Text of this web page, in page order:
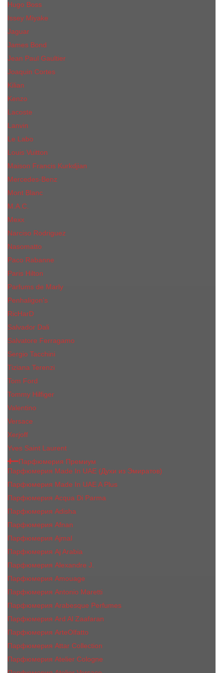
Hugo Boss
Issey Miyake
Jaguar
James Bond
Jean Paul Gaultier
Joaquin Сortes
Kilian
Kenzo
Lacoste
Lanvin
Le Labo
Louis Vuitton
Maison Francis Kurkdjian
Mercedes-Benz
Mont Blanc
M.А.C.
Mexx
Narciso Rodriguez
Nasomatto
Paco Rabanne
Paris Hilton
Parfums de Marly
Penhaligon​'s
RicHarD
Salvador Dali
Salvatore Ferragamo
Sergio Tacchini
Tiziana Terenzi
Tom Ford
Tommy Hilfiger
Valentino
Versace
Xerjoff
Yves Saint Laurent
Парфюмерия Премиум
Парфюмерия Made In UAE (Духи из Эмиратов)
Парфюмерия Made In UAE A Plus
Парфюмерия Acqua Di Parma
Парфюмерия Adisha
Парфюмерия Afnan
Парфюмерия Ajmal
Парфюмерия Aj Arabia
Парфюмерия Alexandre J.
Парфюмерия Amouage
Парфюмерия Antonio Maretti
Парфюмерия Arabesque Perfumes
Парфюмерия Ard Al Zaafaran
Парфюмерия ArteOlfatto
Парфюмерия Attar Collection
Парфюмерия Atelier Cologne